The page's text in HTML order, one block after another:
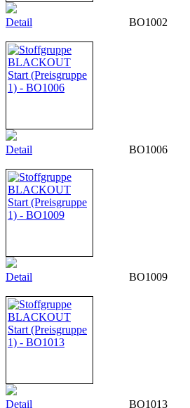
Detail BO1002
Detail BO1006
Detail BO1009
Detail BO1013